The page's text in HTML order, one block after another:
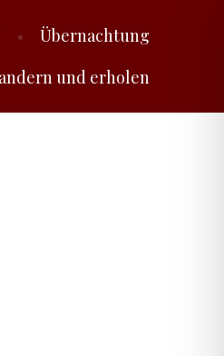
Übernachtung
und erholen